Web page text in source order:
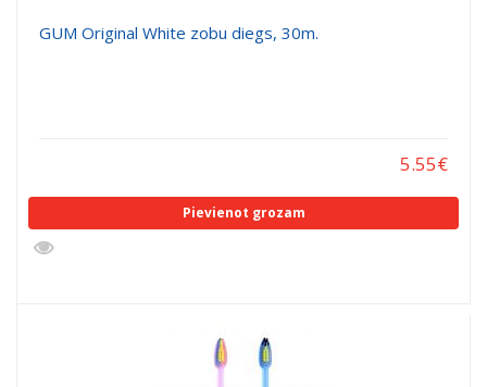
GUM Original White zobu diegs, 30m.
5.55€
Pievienot grozam